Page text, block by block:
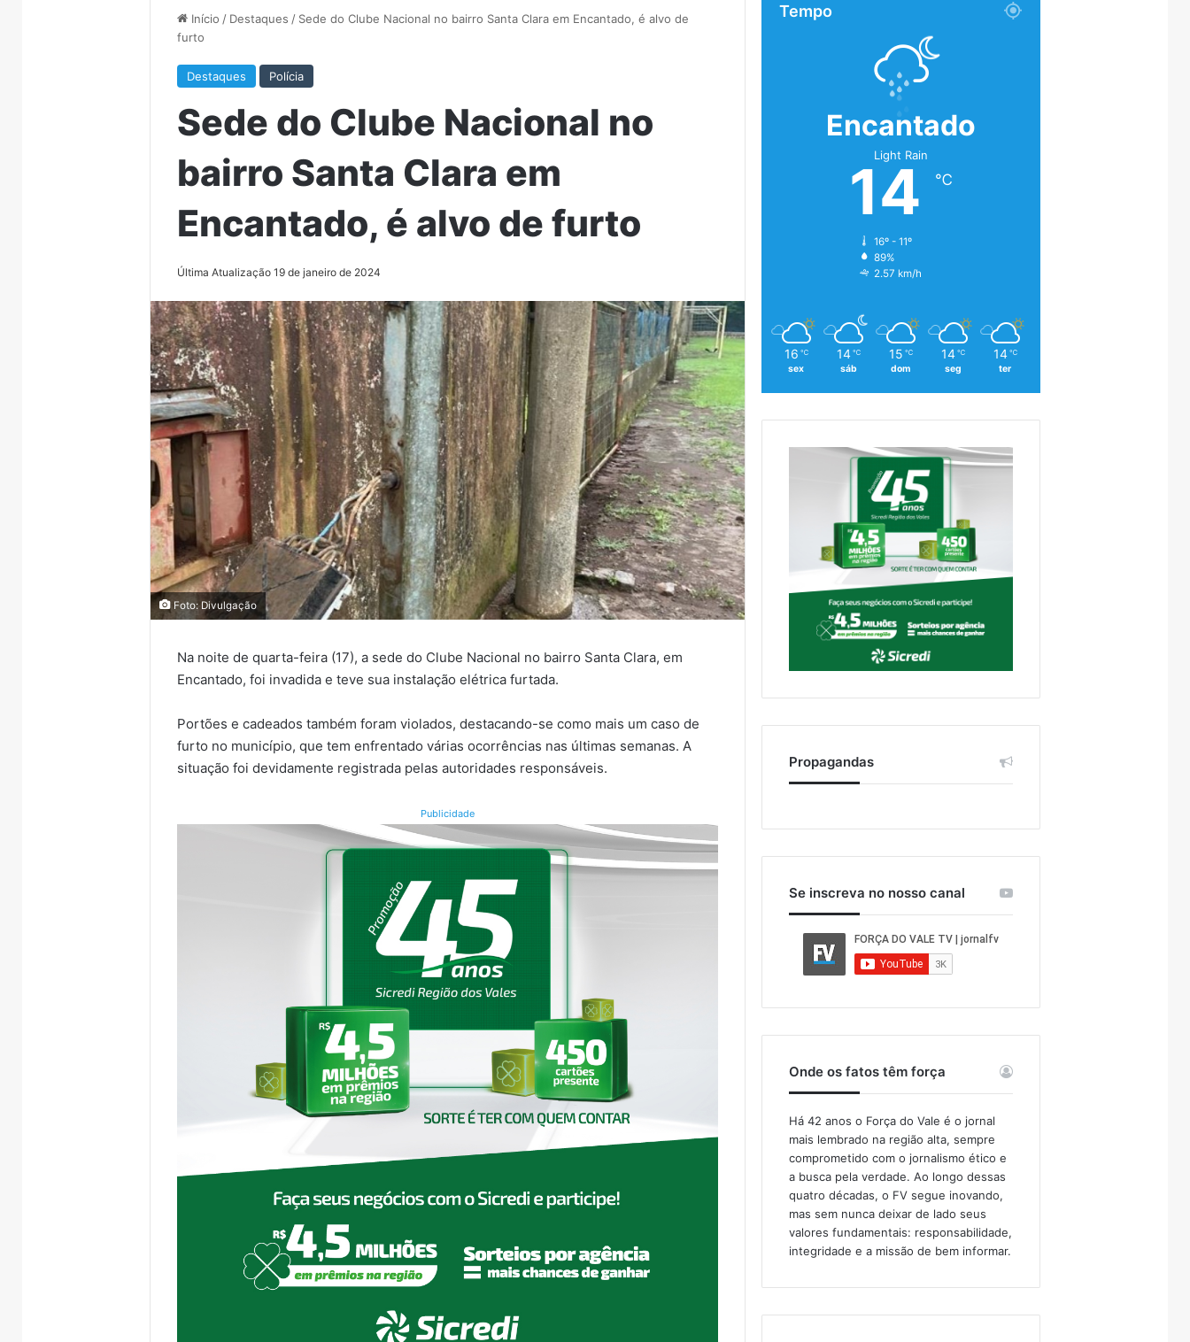
Início / Destaques / Sede do Clube Nacional no bairro Santa Clara em Encantado, é alvo de
furto
Destaques Polícia
Sede do Clube Nacional no
bairro Santa Clara em
Encantado, é alvo de furto
Última Atualização 19 de janeiro de 2024
Foto: Divulgação
Na noite de quarta-feira (17), a sede do Clube Nacional no bairro Santa Clara, em
Encantado, foi invadida e teve sua instalação elétrica furtada.
Portões e cadeados também foram violados, destacando-se como mais um caso de
furto no município, que tem enfrentado várias ocorrências nas últimas semanas. A
situação foi devidamente registrada pelas autoridades responsáveis.
Publicidade
Tempo
Encantado
Light Rain
14 ℃
16º - 11º
89%
2.57 km/h
16 ℃
sex
14 ℃
sáb
15 ℃
dom
14 ℃
seg
14 ℃
ter
Propagandas
Se inscreva no nosso canal
Onde os fatos têm força
Há 42 anos o Força do Vale é o jornal
mais lembrado na região alta, sempre
comprometido com o jornalismo ético e
a busca pela verdade. Ao longo dessas
quatro décadas, o FV segue inovando,
mas sem nunca deixar de lado seus
valores fundamentais: responsabilidade,
integridade e a missão de bem informar.​